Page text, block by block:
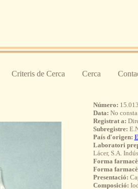
Criteris de Cerca Cerca
Número: 15.013
Data: No consta.
Registrat a:
Subregistre:
País d'origen:
Laboratori
Lácer, S.A.
Forma
Forma
Presentació:
Composició: